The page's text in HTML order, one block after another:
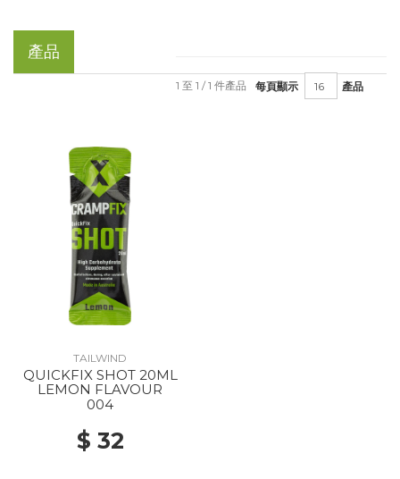
產品
每頁顯示 產品
1 至 1 / 1 件產品
TAILWIND
QUICKFIX SHOT 20ML
LEMON FLAVOUR
004
$ 32